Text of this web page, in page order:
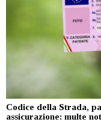
Codice della Strada,
assicurazione: multe